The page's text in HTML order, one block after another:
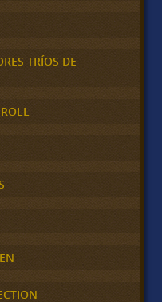
TRÍOS DE